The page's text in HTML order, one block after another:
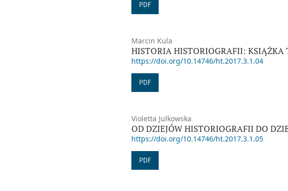
PDF
Marcin Kula
HISTORIA HISTORIOGRAFII: KSIĄŻKA
https://doi.org/10.14746/ht.2017.3.1.04
PDF
Violetta Julkowska
OD DZIEJÓW HISTORIOGRAFII DO
https://doi.org/10.14746/ht.2017.3.1.05
PDF